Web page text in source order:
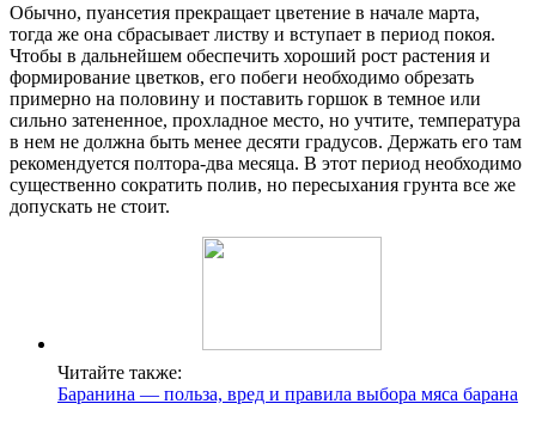
Обычно, пуансетия прекращает цветение в начале марта,
тогда же она сбрасывает листву и вступает в период покоя.
Чтобы в дальнейшем обеспечить хороший рост растения и
формирование цветков, его побеги необходимо обрезать
примерно на половину и поставить горшок в темное или
сильно затененное, прохладное место, но учтите, температура
в нем не должна быть менее десяти градусов. Держать его там
рекомендуется полтора-два месяца. В этот период необходимо
существенно сократить полив, но пересыхания грунта все же
допускать не стоит.
Читайте также:
Баранина — польза, вред и правила выбора мяса барана